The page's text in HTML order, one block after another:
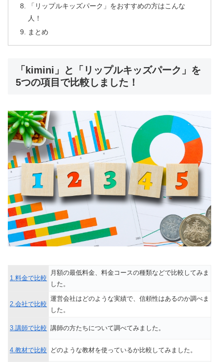
「リップルキッズパーク」をおすすめの方はこんな
人！
まとめ
「kimini」と「リップルキッズパーク」を
5つの項目で比較しました！
1.料金で比較
月額の最低料金、料金コースの種類などで比較してみま
した。
2.会社で比較
運営会社はどのような実績で、信頼性はあるのか調べま
した。
3.講師で比較 講師の方たちについて調べてみました。
4.教材で比較 どのような教材を使っているか比較してみました。